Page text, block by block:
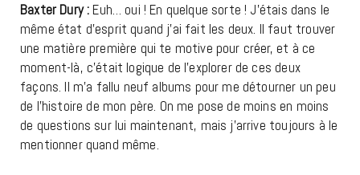
Baxter Dury : Euh… oui ! En quelque sorte ! J’étais dans le
même état d’esprit quand j’ai fait les deux. Il faut trouver
une matière première qui te motive pour créer, et à ce
moment-là, c’était logique de l’explorer de ces deux
façons. Il m’a fallu neuf albums pour me détourner un peu
de l’histoire de mon père. On me pose de moins en moins
de questions sur lui maintenant, mais j’arrive toujours à le
mentionner quand même.